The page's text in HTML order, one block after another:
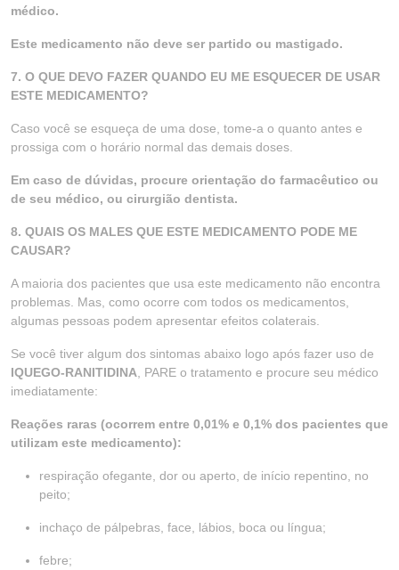
médico.
Este medicamento não deve ser partido ou mastigado.
7. O QUE DEVO FAZER QUANDO EU ME ESQUECER DE USAR
ESTE MEDICAMENTO?
Caso você se esqueça de uma dose, tome-a o quanto antes e
prossiga com o horário normal das demais doses.
Em caso de dúvidas, procure orientação do farmacêutico ou
de seu médico, ou cirurgião dentista.
8. QUAIS OS MALES QUE ESTE MEDICAMENTO PODE ME
CAUSAR?
A maioria dos pacientes que usa este medicamento não encontra
problemas. Mas, como ocorre com todos os medicamentos,
algumas pessoas podem apresentar efeitos colaterais.
Se você tiver algum dos sintomas abaixo logo após fazer uso de
IQUEGO-RANITIDINA , PARE o tratamento e procure seu médico
imediatamente:
Reações raras (ocorrem entre 0,01% e 0,1% dos pacientes que
utilizam este medicamento):
respiração ofegante, dor ou aperto, de início repentino, no
peito;
inchaço de pálpebras, face, lábios, boca ou língua;
febre;